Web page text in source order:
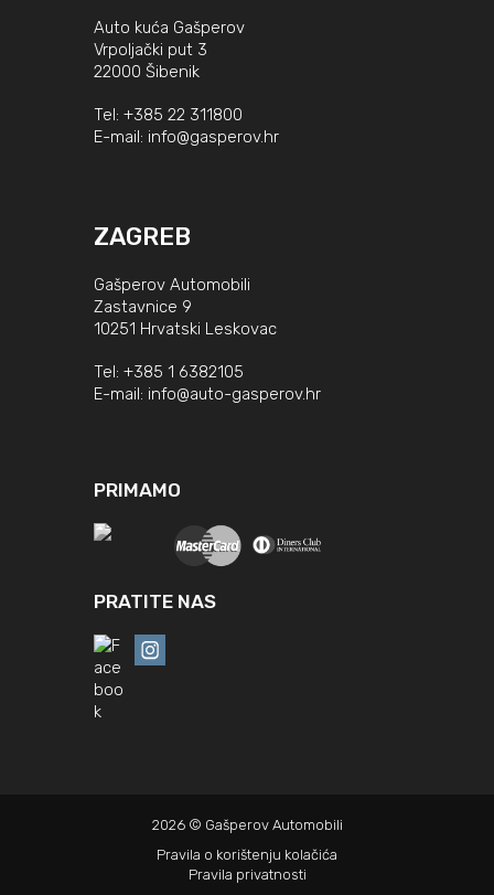
Auto kuća Gašperov
Vrpoljački put 3
22000 Šibenik
Tel: +385 22 311800
E-mail: info@gasperov.hr
ZAGREB
Gašperov Automobili
Zastavnice 9
10251 Hrvatski Leskovac
Tel: +385 1 6382105
E-mail: info@auto-gasperov.hr
PRIMAMO
PRATITE NAS
2026 © Gašperov Automobili
Pravila o korištenju kolačića
Pravila privatnosti